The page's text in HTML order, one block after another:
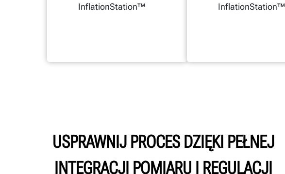
InflationStation™
InflationStation™
USPRAWNIJ PROCES DZIĘKI PEŁNEJ
INTEGRACJI POMIARU I REGULACJI